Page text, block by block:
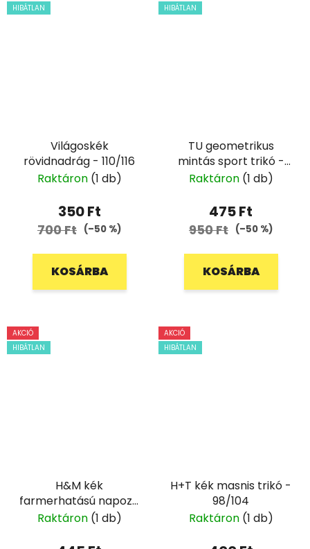
HIBÁTLAN
Világoskék
rövidnadrág - 110/116
Raktáron (1 db)
350 Ft
700 Ft (–50 %)
KOSÁRBA
HIBÁTLAN
TU geometrikus
mintás sport trikó -
122
Raktáron (1 db)
475 Ft
950 Ft (–50 %)
KOSÁRBA
AKCIÓ
HIBÁTLAN
H&M kék
farmerhatású napozó
- 68
Raktáron (1 db)
AKCIÓ
HIBÁTLAN
H+T kék masnis trikó -
98/104
Raktáron (1 db)